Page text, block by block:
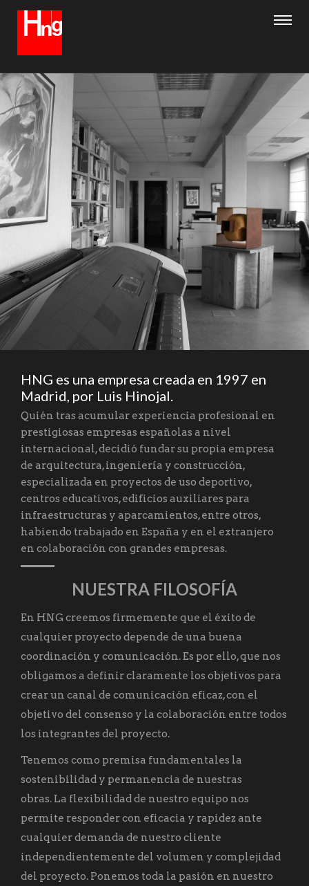
HNG es una empresa creada en 1997 en
Madrid, por Luis Hinojal.
Quién tras acumular experiencia profesional en
prestigiosas empresas españolas a nivel
internacional, decidió fundar su propia empresa
de arquitectura, ingeniería y construcción,
especializada en proyectos de uso deportivo,
centros educativos, edificios auxiliares para
infraestructuras y aparcamientos, entre otros,
habiendo trabajado en España y en el extranjero
en colaboración con grandes empresas.
NUESTRA FILOSOFÍA
En HNG creemos firmemente que el éxito de
cualquier proyecto depende de una buena
coordinación y comunicación. Es por ello, que nos
obligamos a definir claramente los objetivos para
crear un canal de comunicación eficaz, con el
objetivo del consenso y la colaboración entre todos
los integrantes del proyecto.
Tenemos como premisa fundamentales la
sostenibilidad y permanencia de nuestras
obras. La flexibilidad de nuestro equipo nos
permite responder con eficacia y rapidez ante
cualquier demanda de nuestro cliente
independientemente del volumen y complejidad
del proyecto. Ponemos toda la pasión en nuestro